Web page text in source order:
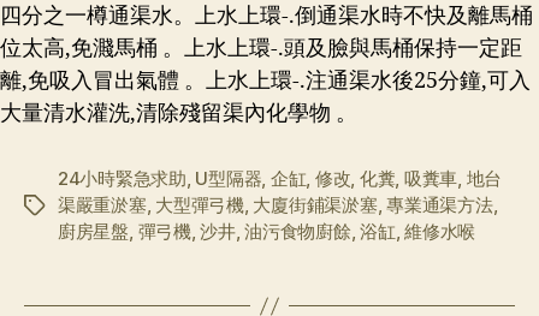
四分之一樽通渠水。上水上環-.倒通渠水時不快及離馬桶
位太高,免濺馬桶 。上水上環-.頭及臉與馬桶保持一定距
離,免吸入冒出氣體 。上水上環-.注通渠水後25分鐘,可入
大量清水灌洗,清除殘留渠內化學物 。
标
24小時緊急求助, U型隔器, 企缸, 修改, 化糞, 吸糞車, 地台
渠嚴重淤塞, 大型彈弓機, 大廈街鋪渠淤塞,專業通渠方法,
廚房星盤, 彈弓機,沙井,油污食物廚餘,浴缸,維修水喉